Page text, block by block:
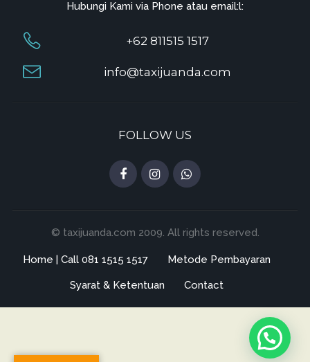
Hubungi Kami via Phone atau email:l:
+62 811515 1517
info@taxijuanda.com
FOLLOW US
© taxijuanda.com 2009. All rights reserved.
Home | Call 081 1515 1517 Metode Pembayaran
Syarat & Ketentuan Contact